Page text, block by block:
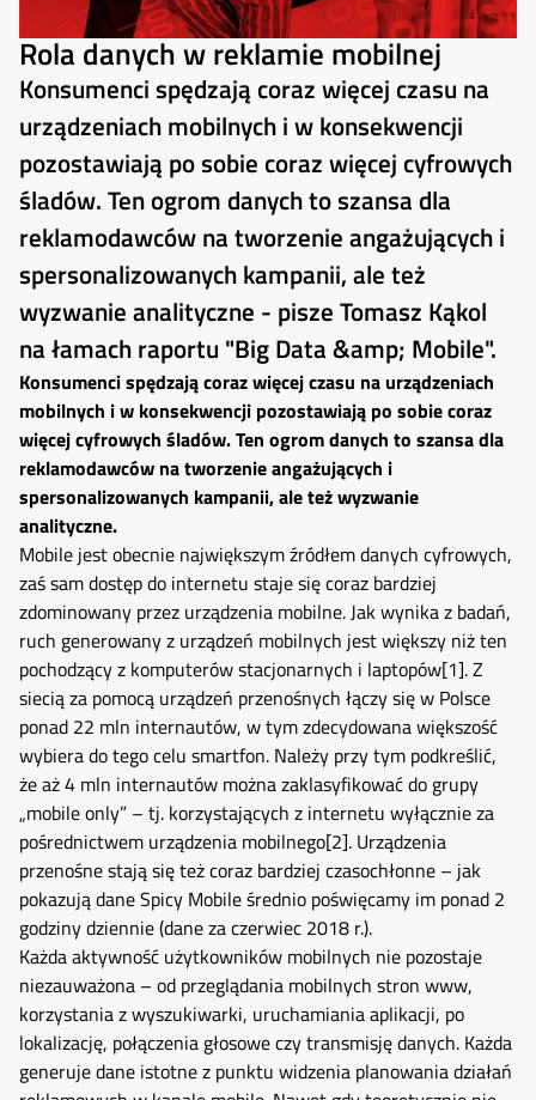
Rola danych w reklamie mobilnej
Konsumenci spędzają coraz więcej czasu na
urządzeniach mobilnych i w konsekwencji
pozostawiają po sobie coraz więcej cyfrowych
śladów. Ten ogrom danych to szansa dla
reklamodawców na tworzenie angażujących i
spersonalizowanych kampanii, ale też
wyzwanie analityczne - pisze Tomasz Kąkol
na łamach raportu "Big Data &amp; Mobile".
Konsumenci spędzają coraz więcej czasu na urządzeniach
mobilnych i w konsekwencji pozostawiają po sobie coraz
więcej cyfrowych śladów. Ten ogrom danych to szansa dla
reklamodawców na tworzenie angażujących i
spersonalizowanych kampanii, ale też wyzwanie
analityczne.
Mobile jest obecnie największym źródłem danych cyfrowych,
zaś sam dostęp do internetu staje się coraz bardziej
zdominowany przez urządzenia mobilne. Jak wynika z badań,
ruch generowany z urządzeń mobilnych jest większy niż ten
pochodzący z komputerów stacjonarnych i laptopów[1]. Z
siecią za pomocą urządzeń przenośnych łączy się w Polsce
ponad 22 mln internautów, w tym zdecydowana większość
wybiera do tego celu smartfon. Należy przy tym podkreślić,
że aż 4 mln internautów można zaklasyfikować do grupy
„mobile only” – tj. korzystających z internetu wyłącznie za
pośrednictwem urządzenia mobilnego[2]. Urządzenia
przenośne stają się też coraz bardziej czasochłonne – jak
pokazują dane Spicy Mobile średnio poświęcamy im ponad 2
godziny dziennie (dane za czerwiec 2018 r.).
Każda aktywność użytkowników mobilnych nie pozostaje
niezauważona – od przeglądania mobilnych stron www,
korzystania z wyszukiwarki, uruchamiania aplikacji, po
lokalizację, połączenia głosowe czy transmisję danych. Każda
generuje dane istotne z punktu widzenia planowania działań